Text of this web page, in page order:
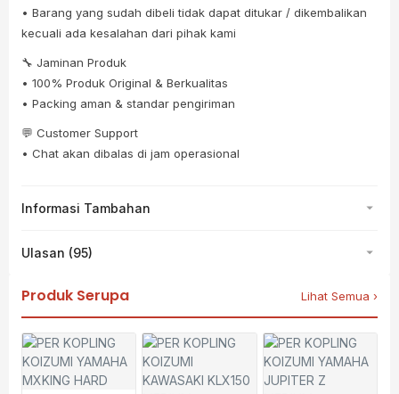
• Barang yang sudah dibeli tidak dapat ditukar / dikembalikan
kecuali ada kesalahan dari pihak kami
🔧 Jaminan Produk
• 100% Produk Original & Berkualitas
• Packing aman & standar pengiriman
💬 Customer Support
• Chat akan dibalas di jam operasional
Informasi Tambahan
Ulasan (95)
Produk Serupa Lihat Semua ›